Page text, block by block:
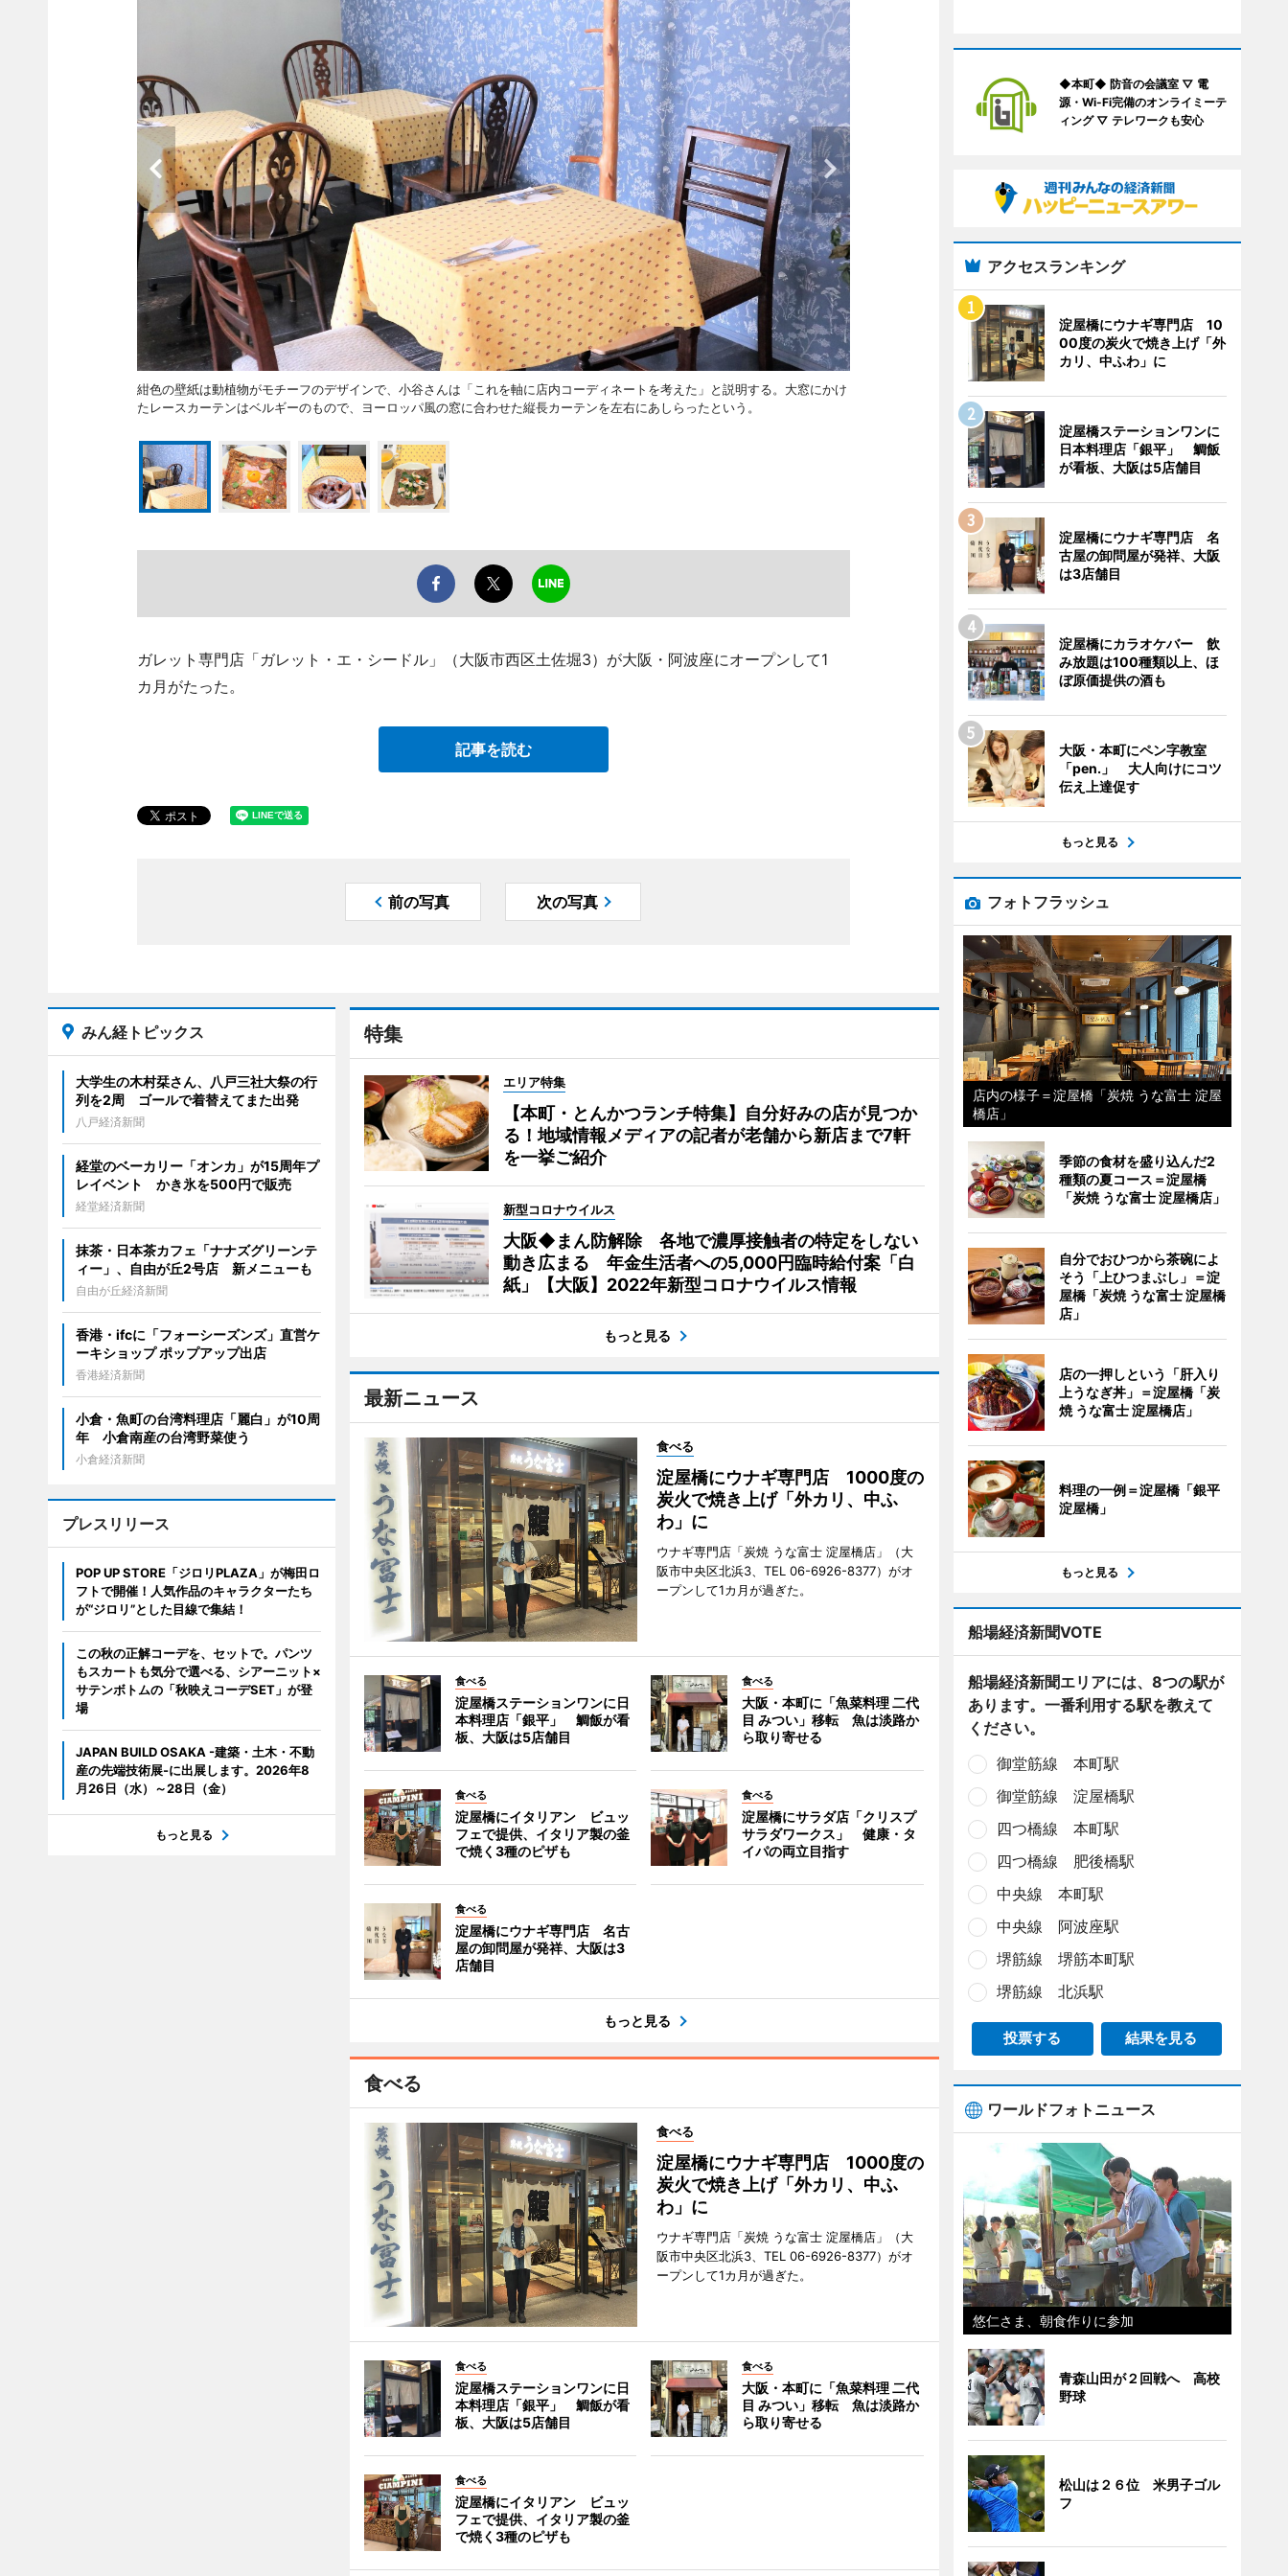
紺色の壁紙は動植物がモチーフのデザインで、小谷さんは「これを軸に店内コーディネートを考えた」と説明する。大窓にかけ
たレースカーテンはベルギーのもので、ヨーロッパ風の窓に合わせた縦長カーテンを左右にあしらったという。
ガレット専門店「ガレット・エ・シードル」（大阪市西区土佐堀3）が大阪・阿波座にオープンして1
カ月がたった。
記事を読む
前の写真 次の写真
特集
エリア特集
【本町・とんかつランチ特集】自分好みの店が見つか
る！地域情報メディアの記者が老舗から新店まで7軒
を一挙ご紹介
新型コロナウイルス
大阪◆まん防解除 各地で濃厚接触者の特定をしない
動き広まる 年金生活者への5,000円臨時給付案「白
紙」【大阪】2022年新型コロナウイルス情報
もっと見る
最新ニュース
食べる
淀屋橋にウナギ専門店 1000度の
炭火で焼き上げ「外カリ、中ふ
わ」に
ウナギ専門店「炭焼 うな富士 淀屋橋店」（大
阪市中央区北浜3、TEL 06-6926-8377）がオ
ープンして1カ月が過ぎた。
食べる
淀屋橋ステーションワンに日
本料理店「銀平」 鯛飯が看
板、大阪は5店舗目
食べる
大阪・本町に「魚菜料理 二代
目 みつい」移転 魚は淡路か
ら取り寄せる
食べる
淀屋橋にイタリアン ビュッ
フェで提供、イタリア製の釜
で焼く3種のピザも
食べる
淀屋橋にサラダ店「クリスプ
サラダワークス」 健康・タ
イパの両立目指す
食べる
淀屋橋にウナギ専門店 名古
屋の卸問屋が発祥、大阪は3
店舗目
もっと見る
食べる
食べる
淀屋橋にウナギ専門店 1000度の
炭火で焼き上げ「外カリ、中ふ
わ」に
ウナギ専門店「炭焼 うな富士 淀屋橋店」（大
阪市中央区北浜3、TEL 06-6926-8377）がオ
ープンして1カ月が過ぎた。
食べる
淀屋橋ステーションワンに日
本料理店「銀平」 鯛飯が看
板、大阪は5店舗目
食べる
大阪・本町に「魚菜料理 二代
目 みつい」移転 魚は淡路か
ら取り寄せる
食べる
淀屋橋にイタリアン ビュッ
フェで提供、イタリア製の釜
で焼く3種のピザも
みん経トピックス
大学生の木村栞さん、八戸三社大祭の行
列を2周 ゴールで着替えてまた出発
八戸経済新聞
経堂のベーカリー「オンカ」が15周年プ
レイベント かき氷を500円で販売
経堂経済新聞
抹茶・日本茶カフェ「ナナズグリーンテ
ィー」、自由が丘2号店 新メニューも
自由が丘経済新聞
香港・ifcに「フォーシーズンズ」直営ケ
ーキショップ ポップアップ出店
香港経済新聞
小倉・魚町の台湾料理店「麗白」が10周
年 小倉南産の台湾野菜使う
小倉経済新聞
プレスリリース
POP UP STORE「ジロリPLAZA」が梅田ロ
フトで開催！人気作品のキャラクターたち
が“ジロリ”とした目線で集結！
この秋の正解コーデを、セットで。パンツ
もスカートも気分で選べる、シアーニット×
サテンボトムの「秋映えコーデSET」が登
場
JAPAN BUILD OSAKA -建築・土木・不動
産の先端技術展-に出展します。2026年8
月26日（水）～28日（金）
もっと見る
◆本町◆ 防音の会議室 ▽ 電
源・Wi-Fi完備のオンライミーテ
ィング ▽ テレワークも安心
アクセスランキング
淀屋橋にウナギ専門店 10
00度の炭火で焼き上げ「外
カリ、中ふわ」に
淀屋橋ステーションワンに
日本料理店「銀平」 鯛飯
が看板、大阪は5店舗目
淀屋橋にウナギ専門店 名
古屋の卸問屋が発祥、大阪
は3店舗目
淀屋橋にカラオケバー 飲
み放題は100種類以上、ほ
ぼ原価提供の酒も
大阪・本町にペン字教室
「pen.」 大人向けにコツ
伝え上達促す
もっと見る
フォトフラッシュ
店内の様子＝淀屋橋「炭焼 うな富士 淀屋
橋店」
季節の食材を盛り込んだ2
種類の夏コース＝淀屋橋
「炭焼 うな富士 淀屋橋店」
自分でおひつから茶碗によ
そう「上ひつまぶし」＝淀
屋橋「炭焼 うな富士 淀屋橋
店」
店の一押しという「肝入り
上うなぎ丼」＝淀屋橋「炭
焼 うな富士 淀屋橋店」
料理の一例＝淀屋橋「銀平
淀屋橋」
もっと見る
船場経済新聞VOTE
船場経済新聞エリアには、8つの駅が
あります。一番利用する駅を教えて
ください。
御堂筋線 本町駅
御堂筋線 淀屋橋駅
四つ橋線 本町駅
四つ橋線 肥後橋駅
中央線 本町駅
中央線 阿波座駅
堺筋線 堺筋本町駅
堺筋線 北浜駅
投票する 結果を見る
ワールドフォトニュース
悠仁さま、朝食作りに参加
青森山田が２回戦へ 高校
野球
松山は２６位 米男子ゴル
フ